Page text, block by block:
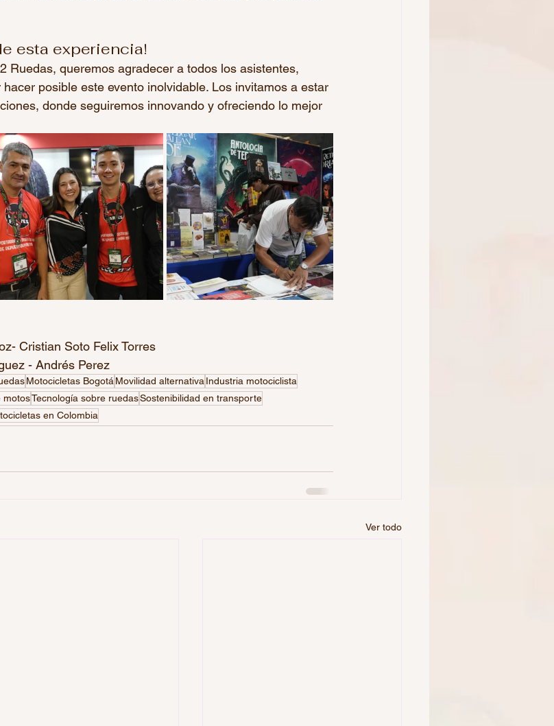
esta experiencia!
Ruedas, queremos agradecer a todos los asistentes,
posible este evento inolvidable. Los invitamos a estar
donde seguiremos innovando y ofreciendo lo mejor
Cristian Soto Felix Torres
- Andrés Perez
Motocicletas Bogotá Movilidad alternativa Industria motociclista
motosTecnología sobre ruedasSostenibilidad en transporte
en Colombia
Ver todo